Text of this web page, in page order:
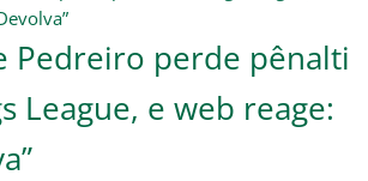
Pedreiro perde pênalti
League, e web reage: